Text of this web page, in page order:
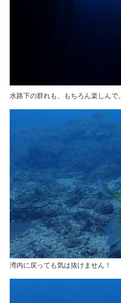
水路下の群れも、もちろん楽しんで。
湾内に戻っても気は抜けません！